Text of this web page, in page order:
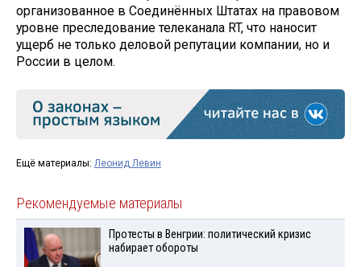
организованное в Соединённых Штатах на правовом
уровне преследование телеканала RT, что наносит
ущерб не только деловой репутации компании, но и
России в целом.
Ещё материалы: Леонид Левин
Рекомендуемые материалы
Протесты в Венгрии: политический кризис
набирает обороты